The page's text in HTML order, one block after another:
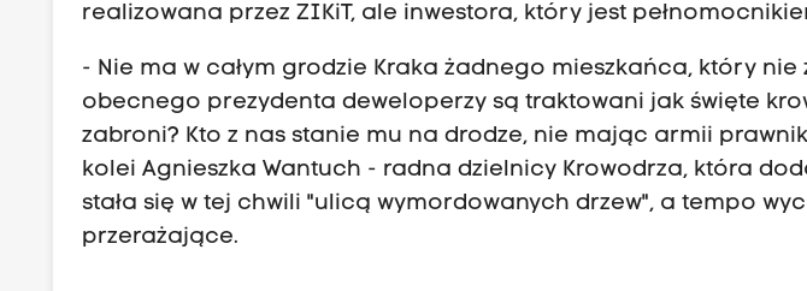
realizowana przez ZIKiT, ale inwestora, który jest
- Nie ma w całym grodzie Kraka żadnego mieszkańca, który nie
obecnego prezydenta deweloperzy są traktowani jak święte
zabroni? Kto z nas stanie mu na drodze, nie mając armii
kolei Agnieszka Wantuch - radna dzielnicy Krowodrza, która
stała się w tej chwili "ulicą wymordowanych drzew", a tempo
przerażające.